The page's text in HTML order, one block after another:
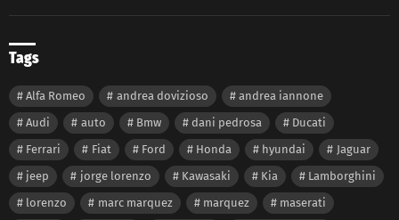
Tags
Alfa Romeo andrea dovizioso
andrea iannone
Audi
auto Bmw dani pedrosa
Ducati
Ferrari
Fiat Ford Honda hyundai
Jaguar
jeep
jorge lorenzo Kawasaki Kia
Lamborghini
lorenzo
marc marquez marquez
maserati